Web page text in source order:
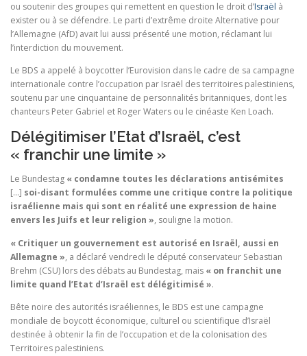
ou soutenir des groupes qui remettent en question le droit d’Israël à
exister ou à se défendre. Le parti d’extrême droite Alternative pour
l’Allemagne (AfD) avait lui aussi présenté une motion, réclamant lui
l’interdiction du mouvement.
Le BDS a appelé à boycotter l’Eurovision dans le cadre de sa campagne
internationale contre l’occupation par Israël des territoires palestiniens,
soutenu par une cinquantaine de personnalités britanniques, dont les
chanteurs Peter Gabriel et Roger Waters ou le cinéaste Ken Loach.
Délégitimiser l’Etat d’Israël, c’est
« franchir une limite »
Le Bundestag « condamne toutes les déclarations antisémites
[…] soi-disant formulées comme une critique contre la politique
israélienne mais qui sont en réalité une expression de haine
envers les Juifs et leur religion », souligne la motion.
« Critiquer un gouvernement est autorisé en Israël, aussi en
Allemagne », a déclaré vendredi le député conservateur Sebastian
Brehm (CSU) lors des débats au Bundestag, mais « on franchit une
limite quand l’Etat d’Israël est délégitimisé ».
Bête noire des autorités israéliennes, le BDS est une campagne
mondiale de boycott économique, culturel ou scientifique d’Israël
destinée à obtenir la fin de l’occupation et de la colonisation des
Territoires palestiniens.